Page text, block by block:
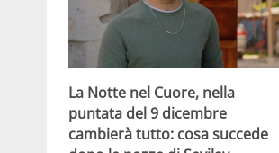
La Notte nel Cuore, nella
puntata del 9 dicembre
cambierà tutto: cosa succede